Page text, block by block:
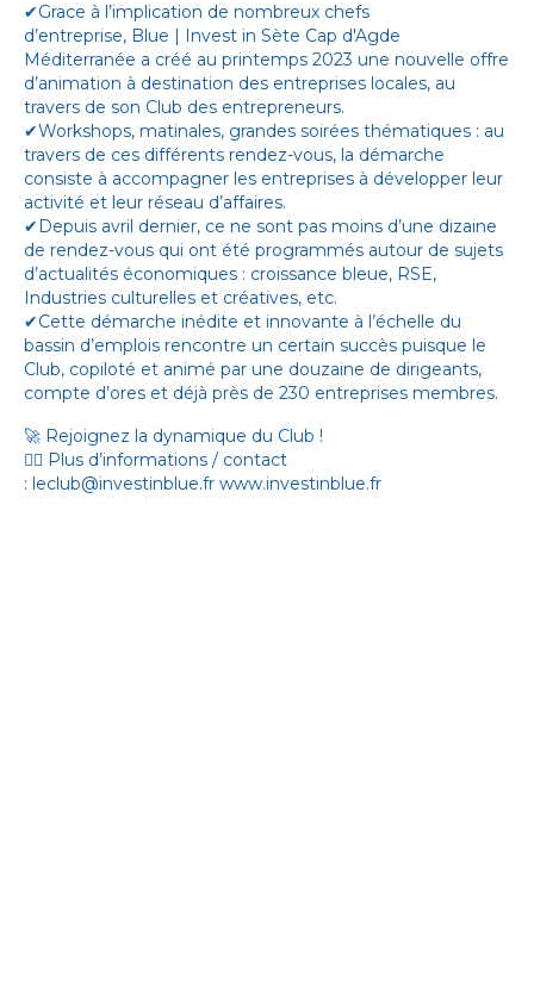
✔Grace à l’implication de nombreux chefs
d’entreprise, Blue | Invest in Sète Cap d'Agde
Méditerranée a créé au printemps 2023 une nouvelle offre
d’animation à destination des entreprises locales, au
travers de son Club des entrepreneurs.
✔Workshops, matinales, grandes soirées thématiques : au
travers de ces différents rendez-vous, la démarche
consiste à accompagner les entreprises à développer leur
activité et leur réseau d’affaires.
✔Depuis avril dernier, ce ne sont pas moins d’une dizaine
de rendez-vous qui ont été programmés autour de sujets
d’actualités économiques : croissance bleue, RSE,
Industries culturelles et créatives, etc.
✔Cette démarche inédite et innovante à l’échelle du
bassin d’emplois rencontre un certain succès puisque le
Club, copiloté et animé par une douzaine de dirigeants,
compte d’ores et déjà près de 230 entreprises membres.
🚀 Rejoignez la dynamique du Club !
👉🏻 Plus d’informations / contact
: leclub@investinblue.fr www.investinblue.fr